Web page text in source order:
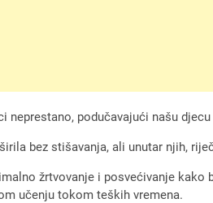
podučavajući našu djecu
bez stišavanja, ali unutar njih,
žrtvovanje i posvećivanje
učenju tokom teških vremena.